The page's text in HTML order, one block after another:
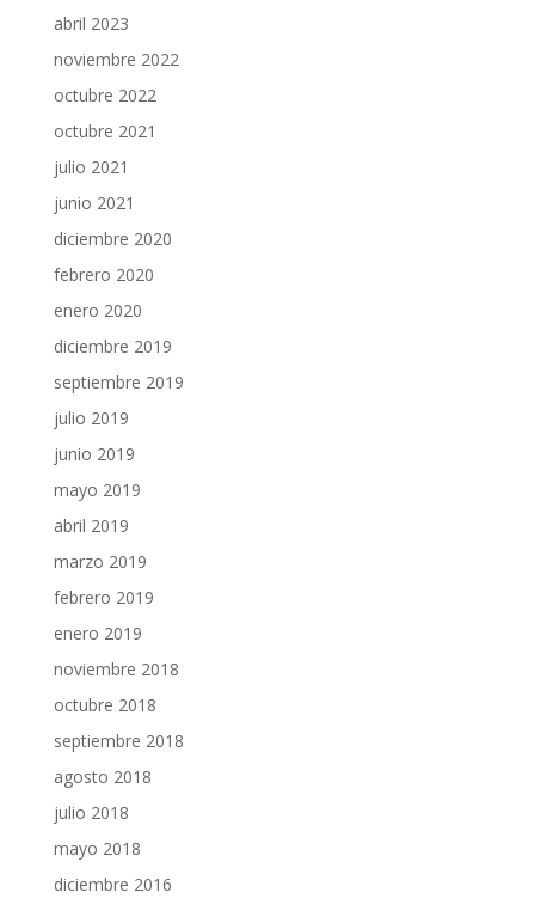
abril 2023
noviembre 2022
octubre 2022
octubre 2021
julio 2021
junio 2021
diciembre 2020
febrero 2020
enero 2020
diciembre 2019
septiembre 2019
julio 2019
junio 2019
mayo 2019
abril 2019
marzo 2019
febrero 2019
enero 2019
noviembre 2018
octubre 2018
septiembre 2018
agosto 2018
julio 2018
mayo 2018
diciembre 2016